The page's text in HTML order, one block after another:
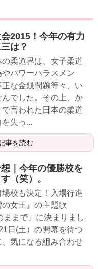
2015！今年の有力
は？
柔道界は、女子柔道
パワーハラスメン
正な金銭問題等々、い
でした。その上、か
言われた日本の柔道
失っ...
事を読む
｜今年の優勝校を
（笑）。
校も決定！入場行進
女王』の主題歌
ままで」に決まりまし
日(土）の開幕を待つ
気になる組み合わせ